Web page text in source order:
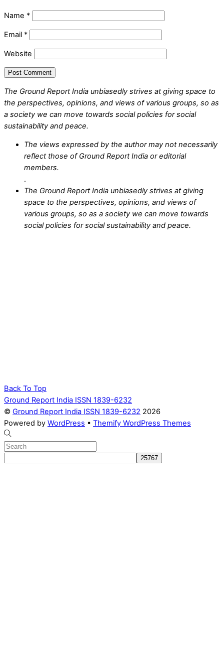
Name *
Email *
Website
The Ground Report India unbiasedly strives at giving space to
the perspectives, opinions, and views of various groups, so as
a society we can move towards social policies for social
sustainability and peace.
The views expressed by the author may not necessarily
reflect those of Ground Report India or editorial
members.
.
The Ground Report India unbiasedly strives at giving
space to the perspectives, opinions, and views of
various groups, so as a society we can move towards
social policies for social sustainability and peace.
Back To Top
Ground Report India ISSN 1839-6232
© Ground Report India ISSN 1839-6232 2026
Powered by WordPress • Themify WordPress Themes